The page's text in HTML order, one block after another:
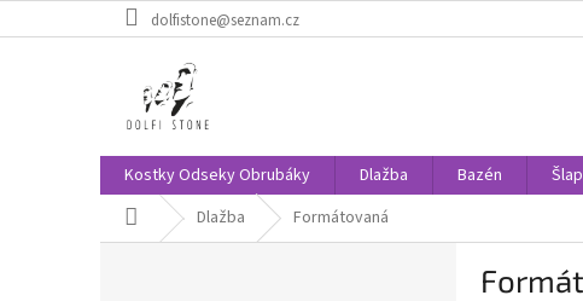
na
dolfistone@seznam.cz
Kostky Odseky Obrubáky Dlažba Bazén
Domů Dlažba Formátovaná